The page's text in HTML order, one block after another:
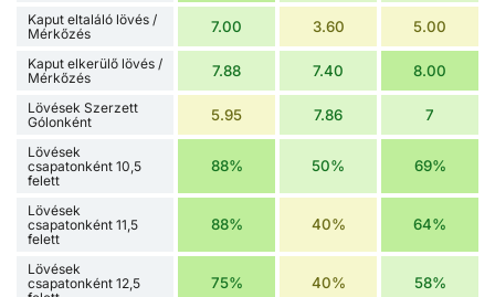
Kaput eltaláló lövés /
Mérkőzés
7.00 3.60 5.00
Kaput elkerülő lövés /
Mérkőzés
7.88 7.40 8.00
Lövések Szerzett
Gólonként
5.95 7.86 7
Lövések
csapatonként 10,5
felett
88% 50% 69%
Lövések
csapatonként 11,5
felett
88% 40% 64%
Lövések
csapatonként 12,5
75% 40% 58%